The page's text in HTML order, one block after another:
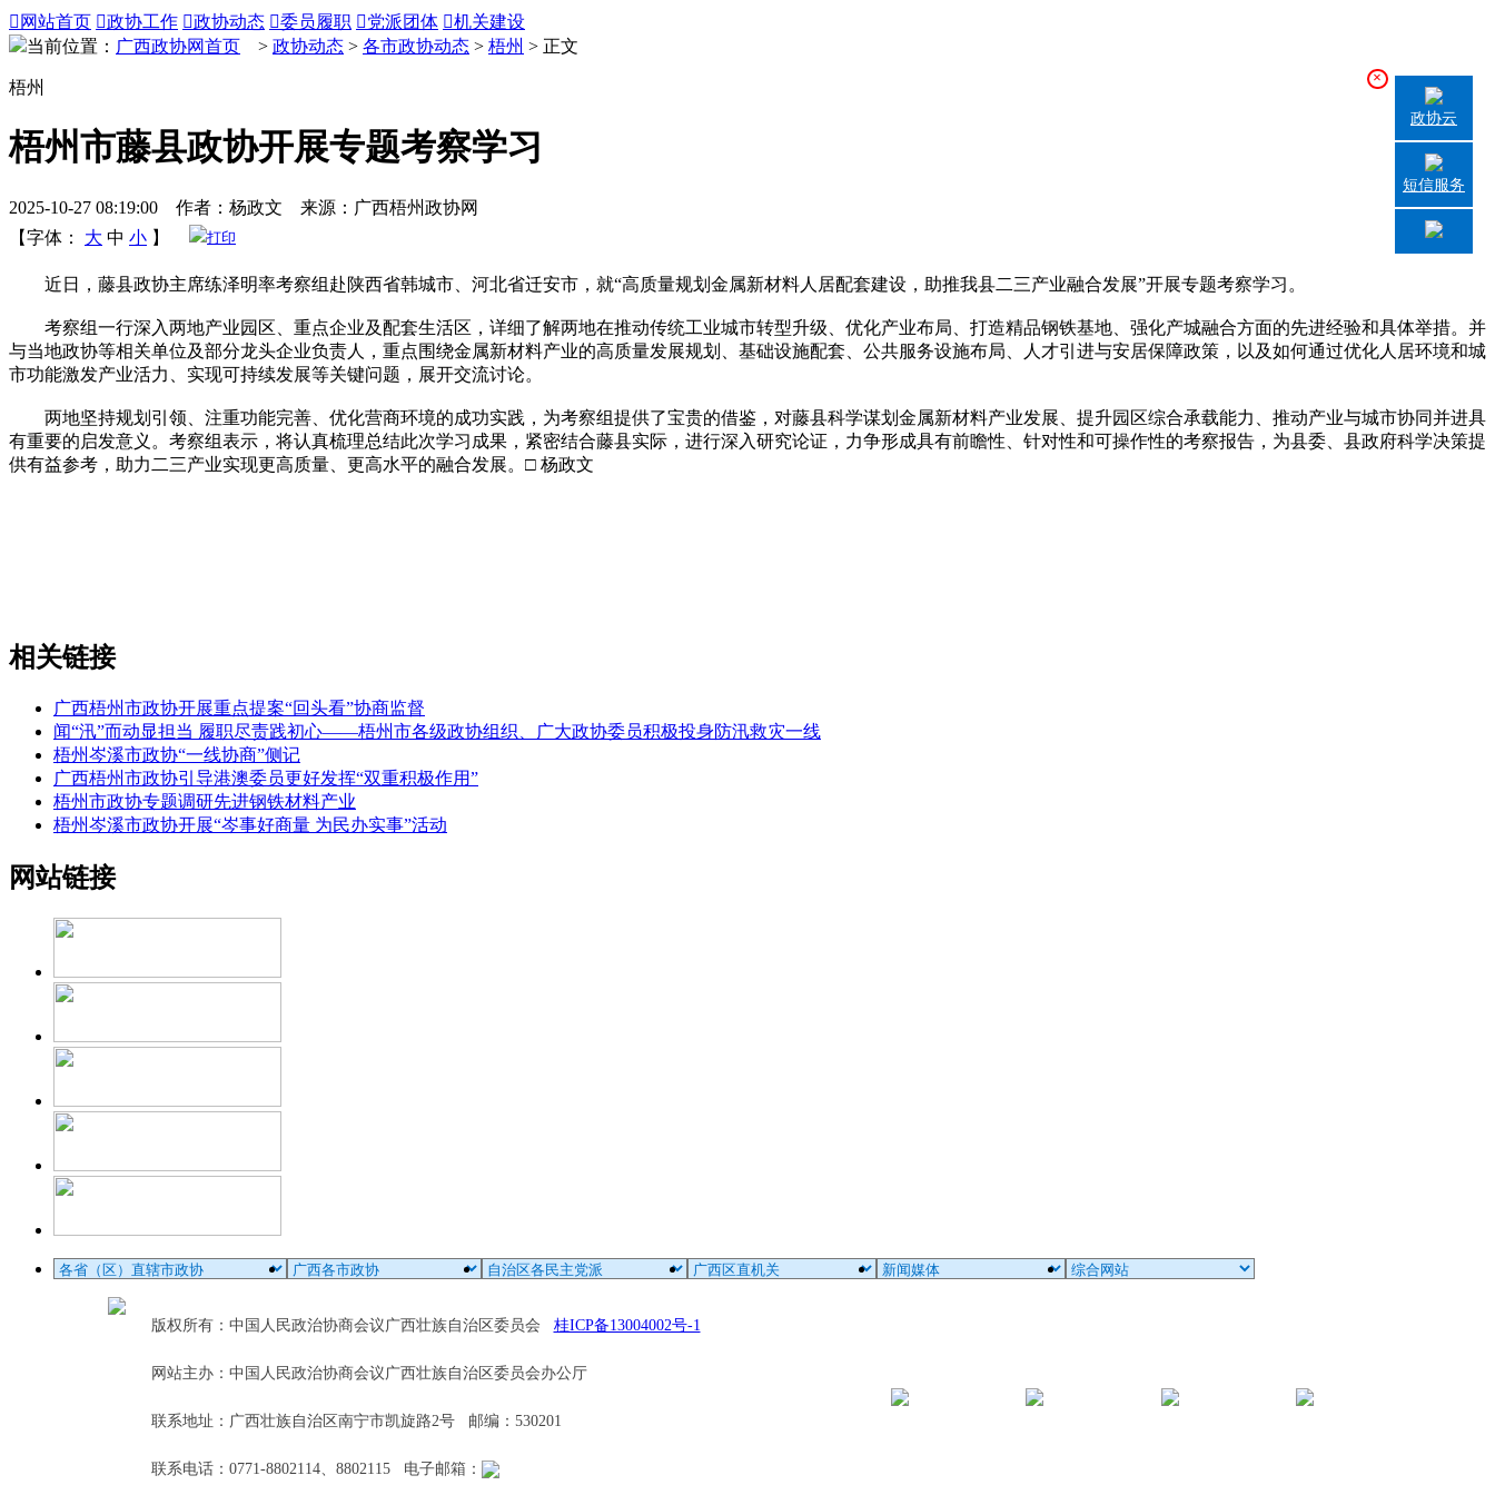
 网站首页 政协工作 政协动态 委员履职 党派团体 机关建设
当前位置： 广西政协网首页 > 政协动态 > 各市政协动态 > 梧州 > 正文
梧州
梧州市藤县政协开展专题考察学习
2025-10-27 08:19:00 作者：杨政文 来源：广西梧州政协网
【字体：
大 中 小 】 打印
近日，藤县政协主席练泽明率考察组赴陕西省韩城市、河北省迁安市，就“高质量规划金属新材料人居配套建设，助推我县二三产业融合发展”开展专题考察学习。
考察组一行深入两地产业园区、重点企业及配套生活区，详细了解两地在推动传统工业城市转型升级、优化产业布局、打造精品钢铁基地、强化产城融合方面的先进经验和具体举措。并
与当地政协等相关单位及部分龙头企业负责人，重点围绕金属新材料产业的高质量发展规划、基础设施配套、公共服务设施布局、人才引进与安居保障政策，以及如何通过优化人居环境和城
市功能激发产业活力、实现可持续发展等关键问题，展开交流讨论。
两地坚持规划引领、注重功能完善、优化营商环境的成功实践，为考察组提供了宝贵的借鉴，对藤县科学谋划金属新材料产业发展、提升园区综合承载能力、推动产业与城市协同并进具
有重要的启发意义。考察组表示，将认真梳理总结此次学习成果，紧密结合藤县实际，进行深入研究论证，力争形成具有前瞻性、针对性和可操作性的考察报告，为县委、县政府科学决策提
供有益参考，助力二三产业实现更高质量、更高水平的融合发展。□ 杨政文
相关链接
广西梧州市政协开展重点提案“回头看”协商监督
闻“汛”而动显担当 履职尽责践初心——梧州市各级政协组织、广大政协委员积极投身防汛救灾一线
梧州岑溪市政协“一线协商”侧记
广西梧州市政协引导港澳委员更好发挥“双重积极作用”
梧州市政协专题调研先进钢铁材料产业
梧州岑溪市政协开展“岑事好商量 为民办实事”活动
网站链接
版权所有：中国人民政治协商会议广西壮族自治区委员会 桂ICP备13004002号-1
网站主办：中国人民政治协商会议广西壮族自治区委员会办公厅
联系地址：广西壮族自治区南宁市凯旋路2号 邮编：530201
联系电话：0771-8802114、8802115 电子邮箱：
×
政协云
短信服务